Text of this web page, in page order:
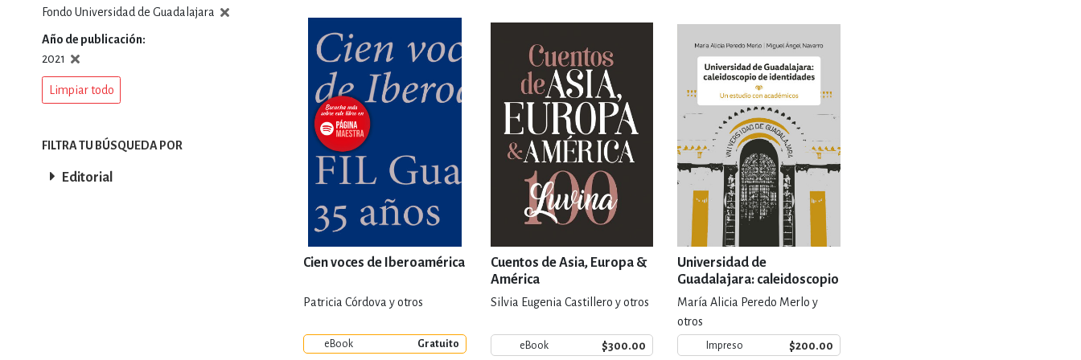
DEPORTES Y ACTIVIDADES DE OCIO AL AIRE LIBRE DERECHO
ECONOMÍA, FINANZAS, EMPRESA Y GESTIÓN
ESTILOS DE VIDA, AFICIONES Y OCIO FICCIÓN Y TEMAS AFINES
FILOSOFÍA Y RELIGIÓN HISTORIA Y ARQUEOLOGÍA
INFANTILES, JUVENILES Y DIDÁCTICOS LENGUAJE Y LINGÜÍSTICA
Cien voces de Iberoamérica
Patricia Córdova y otros
eBook Gratuito
Cuentos de Asia, Europa &
América
Silvia Eugenia Castillero y otros
eBook $300.00
Universidad de
Guadalajara: caleidoscopio
de identidades
María Alicia Peredo Merlo y
otros
Impreso $200.00
Fondo Universidad de Guadalajara
Año de publicación
2021
Limpiar todo
FILTRA TU BÚSQUEDA POR
Editorial